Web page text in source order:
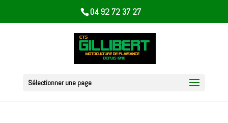
04 92 72 37 27
Sélectionner une page